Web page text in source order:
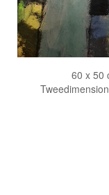
60 x 50